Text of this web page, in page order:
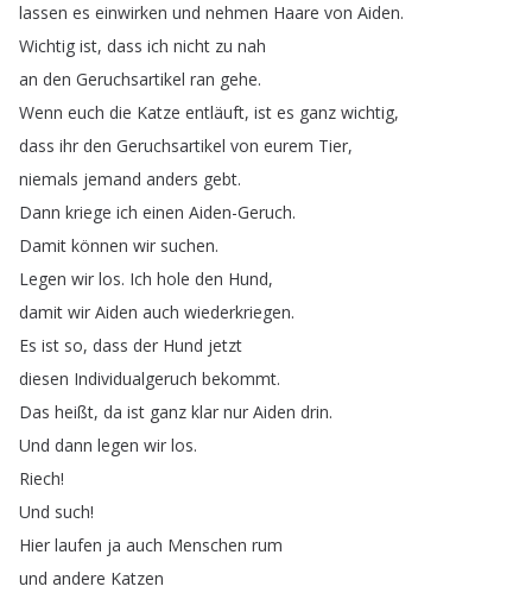
lassen es einwirken und nehmen Haare von Aiden.
Wichtig ist, dass ich nicht zu nah
an den Geruchsartikel ran gehe.
Wenn euch die Katze entläuft, ist es ganz wichtig,
dass ihr den Geruchsartikel von eurem Tier,
niemals jemand anders gebt.
Dann kriege ich einen Aiden-Geruch.
Damit können wir suchen.
Legen wir los. Ich hole den Hund,
damit wir Aiden auch wiederkriegen.
Es ist so, dass der Hund jetzt
diesen Individualgeruch bekommt.
Das heißt, da ist ganz klar nur Aiden drin.
Und dann legen wir los.
Riech!
Und such!
Hier laufen ja auch Menschen rum
und andere Katzen